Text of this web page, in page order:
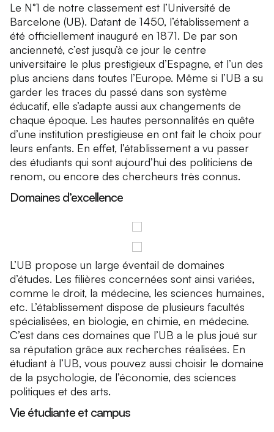
Le N°1 de notre classement est l’Université de
Barcelone (UB). Datant de 1450, l’établissement a
été officiellement inauguré en 1871. De par son
ancienneté, c’est jusqu’à ce jour le centre
universitaire le plus prestigieux d’Espagne, et l’un des
plus anciens dans toutes l’Europe. Même si l’UB a su
garder les traces du passé dans son système
éducatif, elle s’adapte aussi aux changements de
chaque époque. Les hautes personnalités en quête
d’une institution prestigieuse en ont fait le choix pour
leurs enfants. En effet, l’établissement a vu passer
des étudiants qui sont aujourd’hui des politiciens de
renom, ou encore des chercheurs très connus.
Domaines d’excellence
L’UB propose un large éventail de domaines
d’études. Les filières concernées sont ainsi variées,
comme le droit, la médecine, les sciences humaines,
etc. L’établissement dispose de plusieurs facultés
spécialisées, en biologie, en chimie, en médecine.
C’est dans ces domaines que l’UB a le plus joué sur
sa réputation grâce aux recherches réalisées. En
étudiant à l’UB, vous pouvez aussi choisir le domaine
de la psychologie, de l’économie, des sciences
politiques et des arts.
Vie étudiante et campus